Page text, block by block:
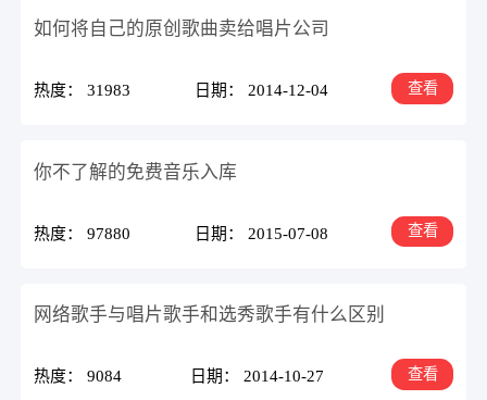
如何将自己的原创歌曲卖给唱片公司
热度： 31983 日期： 2014-12-04 查看
你不了解的免费音乐入库
热度： 97880 日期： 2015-07-08 查看
网络歌手与唱片歌手和选秀歌手有什么区别
热度： 9084 日期： 2014-10-27 查看